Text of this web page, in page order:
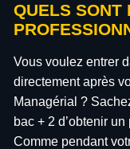
QUELS SONT
Vous voulez entrer
directement après
Managérial ?
bac + 2 d’obtenir
Comme pendant